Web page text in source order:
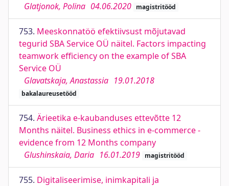
Glatjonok, Polina 04.06.2020 magistritööd
753. Meeskonnatöö efektiivsust mõjutavad
tegurid SBA Service OÜ näitel. Factors impacting
teamwork efficiency on the example of SBA
Service OÜ
Glavatskaja, Anastassia 19.01.2018
bakalaureusetööd
754. Ärieetika e-kaubanduses ettevõtte 12
Months näitel. Business ethics in e-commerce -
evidence from 12 Months company
Glushinskaia, Daria 16.01.2019 magistritööd
755. Digitaliseerimise, inimkapitali ja